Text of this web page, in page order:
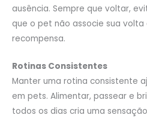
ausência. Sempre que voltar,
que o pet não associe sua volta
recompensa.
Rotinas Consistentes
Manter uma rotina consistente
em pets. Alimentar, passear e
todos os dias cria uma